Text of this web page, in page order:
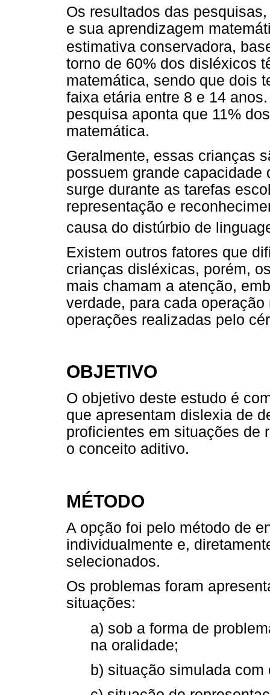
Os resultados das
e sua aprendizagem
estimativa conservadora,
torno de 60% dos disléxicos
matemática, sendo que dois
faixa etária entre 8 e 14
pesquisa aponta que 11%
matemática.
Geralmente, essas crianças
possuem grande capacidade
surge durante as tarefas
representação e
causa do distúrbio de
Existem outros fatores que
crianças disléxicas, porém,
mais chamam a atenção,
verdade, para cada
operações realizadas pelo
OBJETIVO
O objetivo deste estudo é
que apresentam dislexia de
proficientes em situações de
o conceito aditivo.
MÉTODO
A opção foi pelo método de
individualmente e,
selecionados.
Os problemas foram
situações:
a) sob a forma de
na oralidade;
b) situação simulada